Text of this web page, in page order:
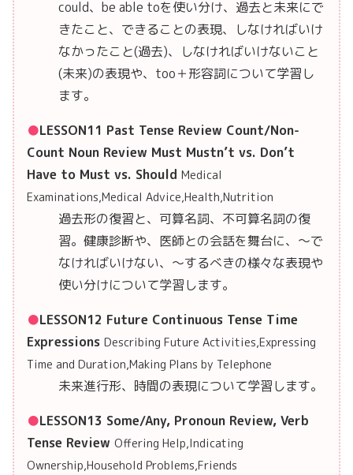
could、be able toを使い分け、過去と未来にで
きたこと、できることの表現、しなければいけ
なかったこと(過去)、しなければいけないこと
(未来)の表現や、too＋形容詞について学習し
ます。
LESSON11 Past Tense Review Count/Non-
Count Noun Review Must Mustn’t vs. Don’t
Have to Must vs. Should Medical
Examinations,Medical Advice,Health,Nutrition
過去形の復習と、可算名詞、不可算名詞の復
習。健康診断や、医師との会話を舞台に、〜で
なければいけない、〜するべきの様々な表現や
使い分けについて学習します。
LESSON12 Future Continuous Tense Time
Expressions Describing Future Activities,Expressing
Time and Duration,Making Plans by Telephone
未来進行形、時間の表現について学習します。
LESSON13 Some/Any, Pronoun Review, Verb
Tense Review Offering Help,Indicating
Ownership,Household Problems,Friends